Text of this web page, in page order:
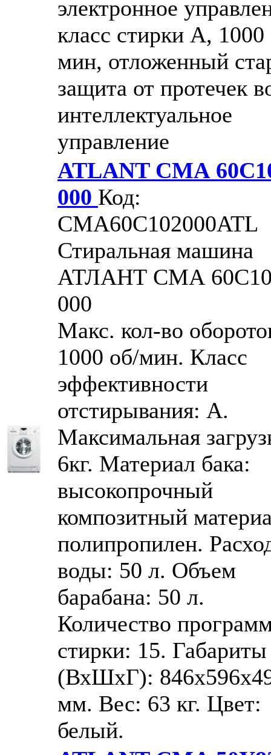
электронное
класс стирки A,
мин, отложенный
защита от протечек
интеллектуальное
управление
ATLANT СМА
000 Код:
CMA60С102000ATL
Стиральная машина
АТЛАНТ СМА
000
Макс. кол-во
1000 об/мин. Класс
эффективности
отстирывания: A.
Максимальная
6кг. Материал бака:
высокопрочный
композитный
полипропилен.
воды: 50 л. Объем
барабана: 50 л.
Количество
стирки: 15. Габариты
(ВхШхГ):
мм. Вес: 63 кг. Цвет:
белый.